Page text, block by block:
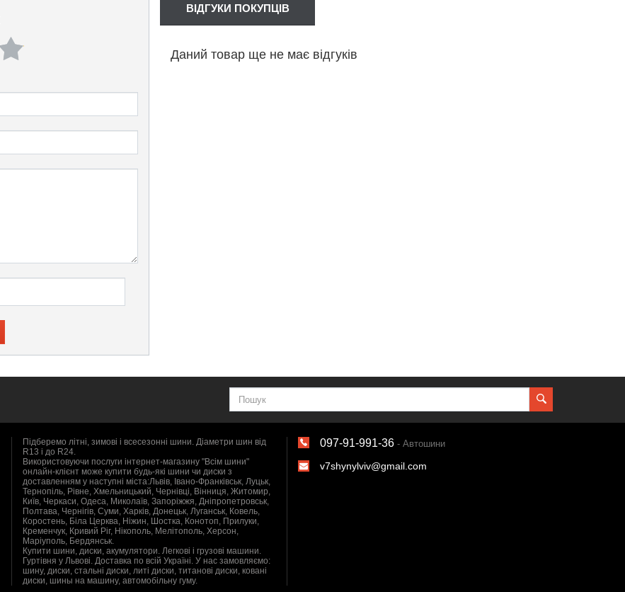
ВІДГУКИ ПОКУПЦІВ
Даний товар ще не має відгуків
Підберемо літні, зимові і всесезонні шини. Діаметри шин від
R13 і до R24.
Використовуючи послуги інтернет-магазину "Всім шини"
онлайн-клієнт може купити будь-які шини чи диски з
доставленням у наступні міста:Львів, Івано-Франківськ, Луцьк,
Тернопіль, Рівне, Хмельницький, Чернівці, Вінниця, Житомир,
Київ, Черкаси, Одеса, Миколаїв, Запоріжжя, Дніпропетровськ,
Полтава, Чернігів, Суми, Харків, Донецьк, Луганськ, Ковель,
Коростень, Біла Церква, Ніжин, Шостка, Конотоп, Прилуки,
Кременчук, Кривий Ріг, Нікополь, Мелітополь, Херсон,
Маріуполь, Бердянськ.
Купити шини, диски, акумулятори. Легкові і грузові машини.
Гуртівня у Львові. Доставка по всій Україні. У нас замовляємо:
шину, диски, стальні диски, литі диски, титанові диски, ковані
диски, шины на машину, автомобільну гуму.
097-91-991-36 - Автошини